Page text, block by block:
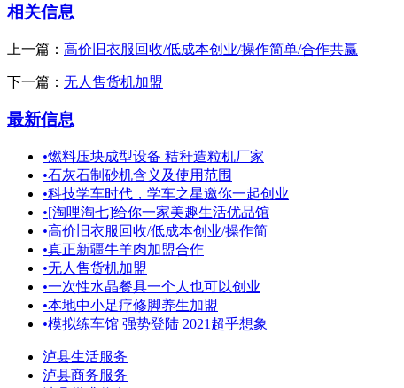
相关信息
上一篇： 高价旧衣服回收/低成本创业/操作简单/合作共赢
下一篇： 无人售货机加盟
最新信息
•燃料压块成型设备 秸秆造粒机厂家
•石灰石制砂机含义及使用范围
•科技学车时代，学车之星邀你一起创业
•[淘哩淘七]给你一家美趣生活优品馆
•高价旧衣服回收/低成本创业/操作简
•真正新疆牛羊肉加盟合作
•无人售货机加盟
•一次性水晶餐具一个人也可以创业
•本地中小足疗修脚养生加盟
•模拟练车馆 强势登陆 2021超乎想象
泸县生活服务
泸县商务服务